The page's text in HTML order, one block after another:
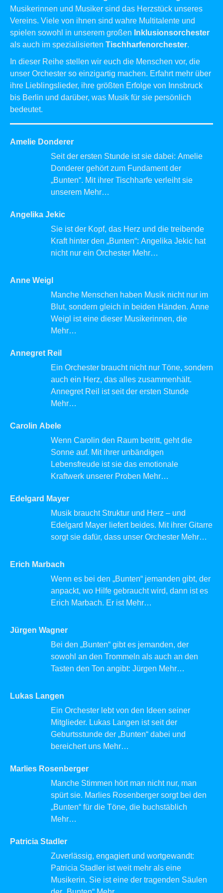
Musikerinnen und Musiker sind das Herzstück unseres
Vereins. Viele von ihnen sind wahre Multitalente und
spielen sowohl in unserem großen Inklusionsorchester
als auch im spezialisierten Tischharfenorchester.
In dieser Reihe stellen wir euch die Menschen vor, die
unser Orchester so einzigartig machen. Erfahrt mehr über
ihre Lieblingslieder, ihre größten Erfolge von Innsbruck
bis Berlin und darüber, was Musik für sie persönlich
bedeutet.
Amelie Donderer
Seit der ersten Stunde ist sie dabei: Amelie
Donderer gehört zum Fundament der
„Bunten“. Mit ihrer Tischharfe verleiht sie
unserem Mehr…
Angelika Jekic
Sie ist der Kopf, das Herz und die treibende
Kraft hinter den „Bunten“: Angelika Jekic hat
nicht nur ein Orchester Mehr…
Anne Weigl
Manche Menschen haben Musik nicht nur im
Blut, sondern gleich in beiden Händen. Anne
Weigl ist eine dieser Musikerinnen, die
Mehr…
Annegret Reil
Ein Orchester braucht nicht nur Töne, sondern
auch ein Herz, das alles zusammenhält.
Annegret Reil ist seit der ersten Stunde
Mehr…
Carolin Abele
Wenn Carolin den Raum betritt, geht die
Sonne auf. Mit ihrer unbändigen
Lebensfreude ist sie das emotionale
Kraftwerk unserer Proben Mehr…
Edelgard Mayer
Musik braucht Struktur und Herz – und
Edelgard Mayer liefert beides. Mit ihrer Gitarre
sorgt sie dafür, dass unser Orchester Mehr…
Erich Marbach
Wenn es bei den „Bunten“ jemanden gibt, der
anpackt, wo Hilfe gebraucht wird, dann ist es
Erich Marbach. Er ist Mehr…
Jürgen Wagner
Bei den „Bunten“ gibt es jemanden, der
sowohl an den Trommeln als auch an den
Tasten den Ton angibt: Jürgen Mehr…
Lukas Langen
Ein Orchester lebt von den Ideen seiner
Mitglieder. Lukas Langen ist seit der
Geburtsstunde der „Bunten“ dabei und
bereichert uns Mehr…
Marlies Rosenberger
Manche Stimmen hört man nicht nur, man
spürt sie. Marlies Rosenberger sorgt bei den
„Bunten“ für die Töne, die buchstäblich
Mehr…
Patricia Stadler
Zuverlässig, engagiert und wortgewandt:
Patricia Stadler ist weit mehr als eine
Musikerin. Sie ist eine der tragenden Säulen